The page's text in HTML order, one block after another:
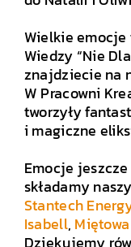
Wielkie emocje
Wiedzy “Nie
znajdziecie na
W Pracowni
tworzyły
i magiczne
Emocje
składamy
Stantech
Isabell,
Dziękujemy